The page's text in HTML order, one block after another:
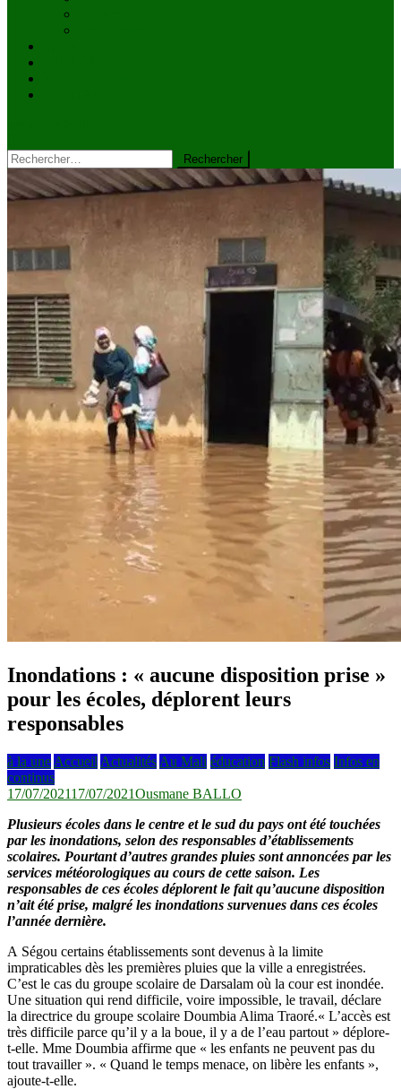
Rechercher :
Inondations : « aucune disposition prise »
pour les écoles, déplorent leurs
responsables
à la une Accueil Actualités Au Mali éducation Flash infos Infos en
continus
17/07/202117/07/2021Ousmane BALLO
Plusieurs écoles dans le centre et le sud du pays ont été touchées
par les inondations, selon des responsables d’établissements
scolaires. Pourtant d’autres grandes pluies sont annoncées par les
services météorologiques au cours de cette saison. Les
responsables de ces écoles déplorent le fait qu’aucune disposition
n’ait été prise, malgré les inondations survenues dans ces écoles
l’année dernière.
A Ségou certains établissements sont devenus à la limite
impraticables dès les premières pluies que la ville a enregistrées.
C’est le cas du groupe scolaire de Darsalam où la cour est inondée.
Une situation qui rend difficile, voire impossible, le travail, déclare
la directrice du groupe scolaire Doumbia Alima Traoré.« L’accès est
très difficile parce qu’il y a la boue, il y a de l’eau partout » déplore-
t-elle. Mme Doumbia affirme que « les enfants ne peuvent pas du
tout travailler ». « Quand le temps menace, on libère les enfants »,
ajoute-t-elle.